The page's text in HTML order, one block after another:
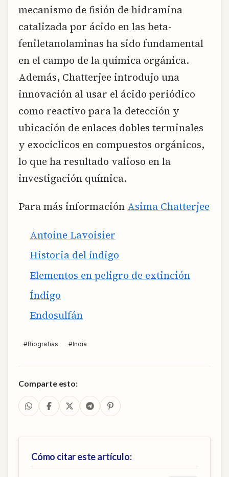
mecanismo de fisión de hidramina
catalizada por ácido en las beta-
feniletanolaminas ha sido fundamental
en el campo de la química orgánica.
Además, Chatterjee introdujo una
innovación al usar el ácido periódico
como reactivo para la detección y
ubicación de enlaces dobles terminales
y exocíclicos en compuestos orgánicos,
lo que ha resultado valioso en la
investigación química.
Para más información Asima Chatterjee
Antoine Lavoisier
Historia del índigo
Elementos en peligro de extinción
Índigo
Endosulfán
#Biografias #India
Comparte esto:
Cómo citar este artículo: